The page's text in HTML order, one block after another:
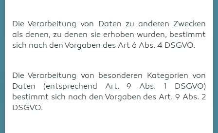
Die Verarbeitung von Daten zu anderen Zwecken
als denen, zu denen sie erhoben wurden, bestimmt
sich nach den Vorgaben des Art 6 Abs. 4 DSGVO.
Die Verarbeitung von besonderen Kategorien von
Daten (entsprechend Art. 9 Abs. 1 DSGVO)
bestimmt sich nach den Vorgaben des Art. 9 Abs. 2
DSGVO.